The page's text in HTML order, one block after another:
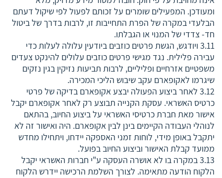
ומעודכן. המפעילים שומרים על זכותם לפעול לפי שיקול דעתם
הבלעדי במקרה של הפרת התחייבות זו, לרבות בדרך של ביטול
חד- צדדי של המנוי או הגבלתו.
3.11 ויודגש, הגשת פרטים כוזבים ביודעין עלולה לעלות כדי
עבירה פלילית. נגד מגישי פרטים כוזבים עלולים להינקט צעדים
משפטיים אזרחיים ופליליים, לרבות תביעות נזיקין בגין נזקים
שיגרמו לאקופארם עקב שיבוש הליכי המכירה.
3.12 לאחר ביצוע הפעולה יבצע אקופארם בדיקה של פרטי
כרטיס האשראי. עסקת הקנייה תבוצע רק לאחר אקופארם יקבל
אישור מאת חברת כרטיסי האשראי על ביצוע החיוב, בהתאם
לנוהלי העבודה הקיימים בינן לבין אקופארם. היה ואישור זה לא
יתקבל באופן מידי, לוחות זמני האספקה יידחו, ויתחילו מחדש
ממועד קבלת האישור וביצוע החיוב בפועל.
3.13 במקרה בו לא אושרה העסקה ע"י חברות האשראי יקבל
הלקוח הודעה מתאימה. לצורך השלמת הרכישה יידרש הלקוח